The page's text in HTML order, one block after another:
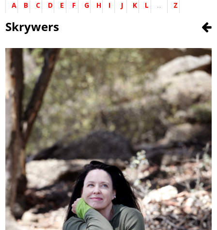
A B C D E F G H I J K L ... Z
Skrywers